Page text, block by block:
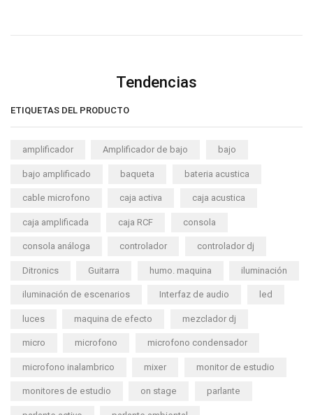
Tendencias
ETIQUETAS DEL PRODUCTO
amplificador Amplificador de bajo bajo
bajo amplificado baqueta bateria acustica
cable microfono caja activa caja acustica
caja amplificada caja RCF consola
consola análoga controlador controlador dj
Ditronics Guitarra humo. maquina iluminación
iluminación de escenarios Interfaz de audio led
luces maquina de efecto mezclador dj
micro microfono microfono condensador
microfono inalambrico mixer monitor de estudio
monitores de estudio on stage parlante